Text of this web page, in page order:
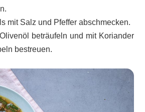
mit Salz und Pfeffer abschmecken.
beträufeln und mit Koriander
bestreuen.